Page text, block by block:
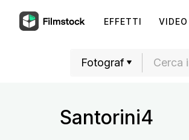
EFFETTI VIDEO
Santorini4